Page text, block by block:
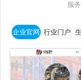
服
企业官网 行业门户